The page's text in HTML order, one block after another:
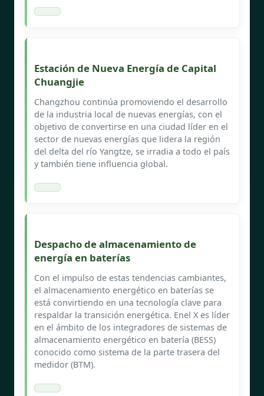
Estación de Nueva Energía de Capital
Chuangjie
Changzhou continúa promoviendo el desarrollo
de la industria local de nuevas energías, con el
objetivo de convertirse en una ciudad líder en el
sector de nuevas energías que lidera la región
del delta del río Yangtze, se irradia a todo el país
y también tiene influencia global.
Despacho de almacenamiento de
energía en baterías
Con el impulso de estas tendencias cambiantes,
el almacenamiento energético en baterías se
está convirtiendo en una tecnología clave para
respaldar la transición energética. Enel X es líder
en el ámbito de los integradores de sistemas de
almacenamiento energético en batería (BESS)
conocido como sistema de la parte trasera del
medidor (BTM).